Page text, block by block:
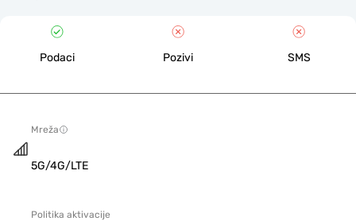
Podaci Pozivi SMS
Mreža
5G/4G/LTE
Politika aktivacije